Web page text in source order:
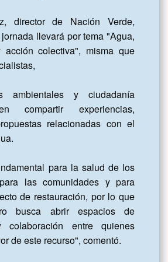
director de Nación Verde,
llevará por tema "Agua,
acción colectiva", misma que
ambientales y ciudadanía
compartir experiencias,
relacionadas con el
para la salud de los
las comunidades y para
de restauración, por lo que
busca abrir espacios de
colaboración entre quienes
de este recurso", comentó.